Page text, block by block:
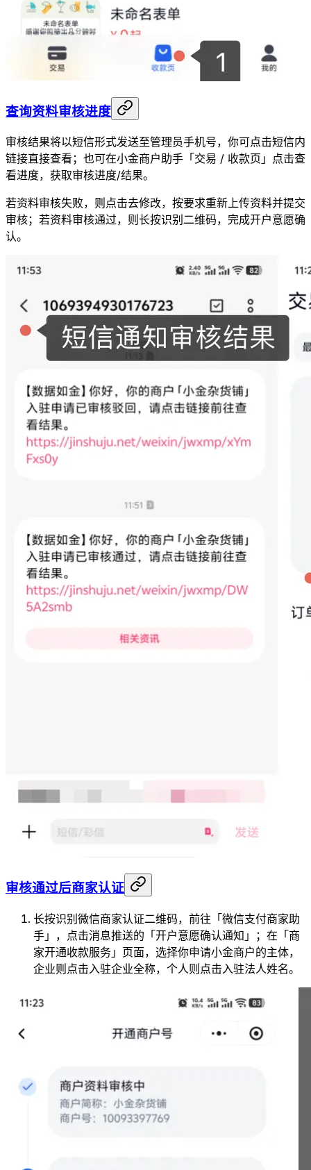
查询资料审核进度
审核结果将以短信形式发送至管理员手机号，你可点击短信内
链接直接查看；也可在小金商户助手「交易 / 收款页」点击查
看进度，获取审核进度/结果。
若资料审核失败，则点击去修改，按要求重新上传资料并提交
审核；若资料审核通过，则长按识别二维码，完成开户意愿确
认。
审核通过后商家认证
长按识别微信商家认证二维码，前往「微信支付商家助
手」，点击消息推送的「开户意愿确认通知」；在「商
家开通收款服务」页面，选择你申请小金商户的主体，
企业则点击入驻企业全称，个人则点击入驻法人姓名。